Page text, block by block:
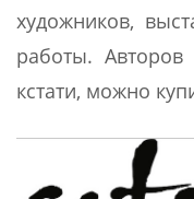
художников,
работы. Авторов
кстати, можно